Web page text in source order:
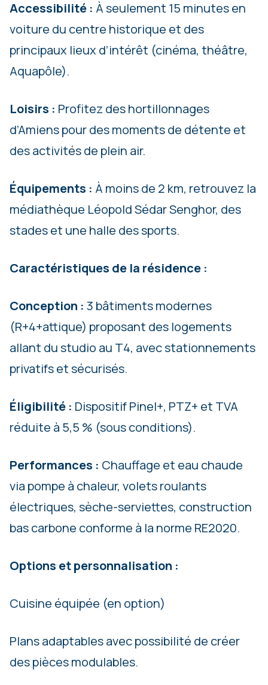
Accessibilité : À seulement 15 minutes en
voiture du centre historique et des
principaux lieux d’intérêt (cinéma, théâtre,
Aquapôle).
Loisirs : Profitez des hortillonnages
d’Amiens pour des moments de détente et
des activités de plein air.
Équipements : À moins de 2 km, retrouvez la
médiathèque Léopold Sédar Senghor, des
stades et une halle des sports.
Caractéristiques de la résidence :
Conception : 3 bâtiments modernes
(R+4+attique) proposant des logements
allant du studio au T4, avec stationnements
privatifs et sécurisés.
Éligibilité : Dispositif Pinel+, PTZ+ et TVA
réduite à 5,5 % (sous conditions).
Performances : Chauffage et eau chaude
via pompe à chaleur, volets roulants
électriques, sèche-serviettes, construction
bas carbone conforme à la norme RE2020.
Options et personnalisation :
Cuisine équipée (en option)
Plans adaptables avec possibilité de créer
des pièces modulables.